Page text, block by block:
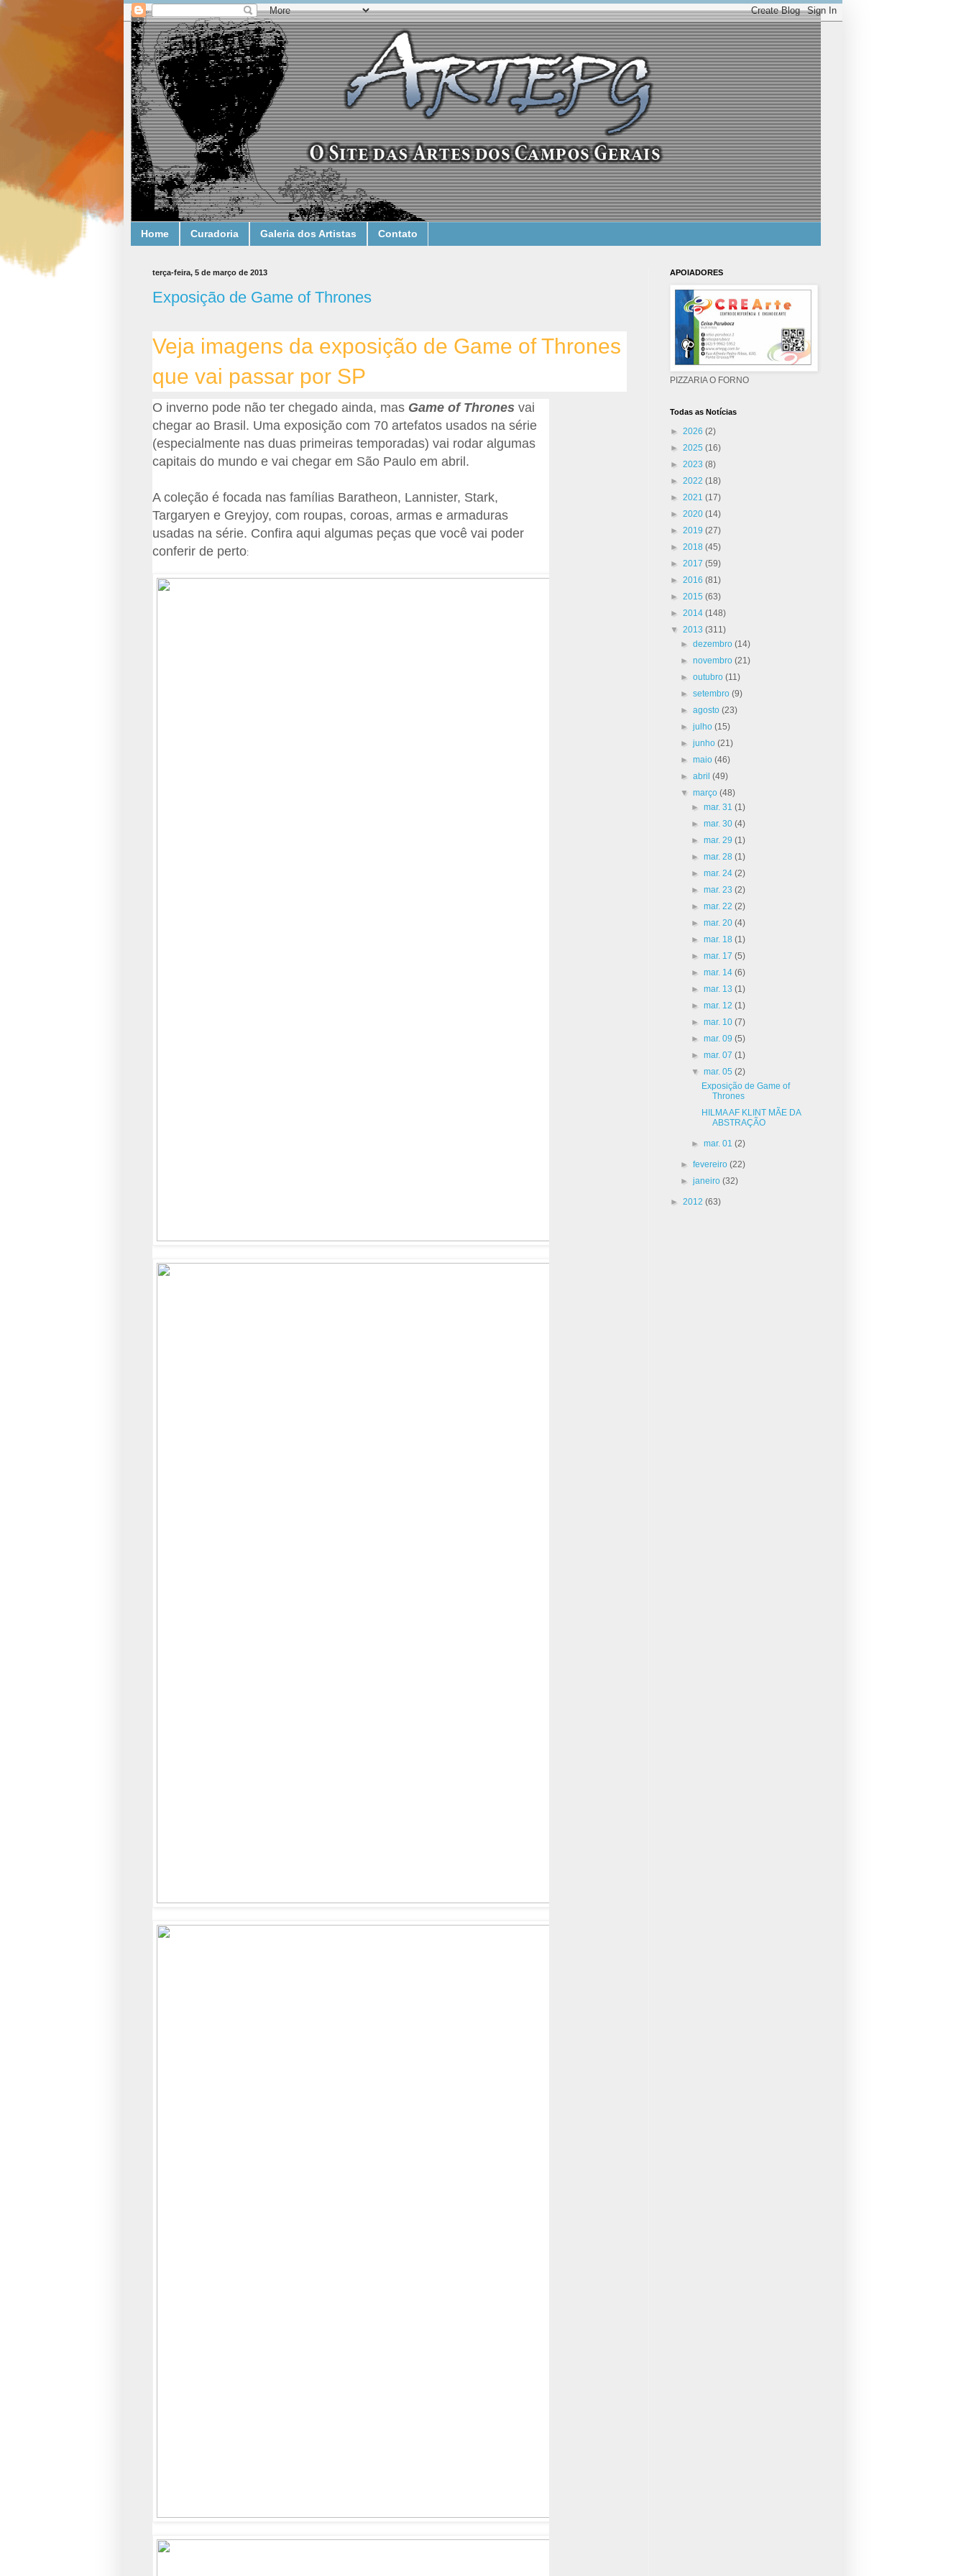
Home Curadoria Galeria dos Artistas Contato
terça-feira, 5 de março de 2013
Exposição de Game of Thrones
Veja imagens da exposição de Game of Thrones
que vai passar por SP
O inverno pode não ter chegado ainda, mas Game of Thrones vai
chegar ao Brasil. Uma exposição com 70 artefatos usados na série
(especialmente nas duas primeiras temporadas) vai rodar algumas
capitais do mundo e vai chegar em São Paulo em abril.
A coleção é focada nas famílias Baratheon, Lannister, Stark,
Targaryen e Greyjoy, com roupas, coroas, armas e armaduras
usadas na série. Confira aqui algumas peças que você vai poder
conferir de perto:
APOIADORES
PIZZARIA O FORNO
Todas as Notícias
► 2026 (2)
► 2025 (16)
► 2023 (8)
► 2022 (18)
► 2021 (17)
► 2020 (14)
► 2019 (27)
► 2018 (45)
► 2017 (59)
► 2016 (81)
► 2015 (63)
► 2014 (148)
▼ 2013 (311)
►dezembro(14)
►novembro(21)
►outubro(11)
►setembro(9)
►agosto(23)
►julho(15)
►junho(21)
►maio(46)
►abril(49)
▼março(48)
► mar. 31 (1)
► mar. 30 (4)
► mar. 29 (1)
► mar. 28 (1)
► mar. 24 (2)
► mar. 23 (2)
► mar. 22 (2)
► mar. 20 (4)
► mar. 18 (1)
► mar. 17 (5)
► mar. 14 (6)
► mar. 13 (1)
► mar. 12 (1)
► mar. 10 (7)
► mar. 09 (5)
► mar. 07 (1)
▼ mar. 05 (2)
Exposição de Game of
Thrones
HILMA AF KLINT MÃE DA
ABSTRAÇÃO
► mar. 01 (2)
►fevereiro(22)
►janeiro(32)
► 2012 (63)